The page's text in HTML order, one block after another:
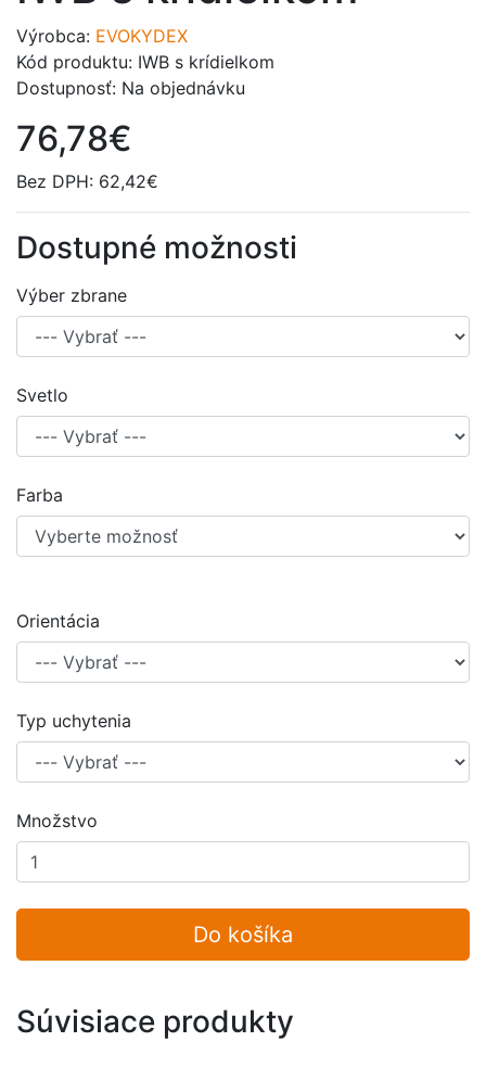
Výrobca: EVOKYDEX
Kód produktu: IWB s krídielkom
Dostupnosť: Na objednávku
76,78€
Bez DPH: 62,42€
Dostupné možnosti
Výber zbrane
Svetlo
Farba
Orientácia
Typ uchytenia
Množstvo
Do košíka
Súvisiace produkty